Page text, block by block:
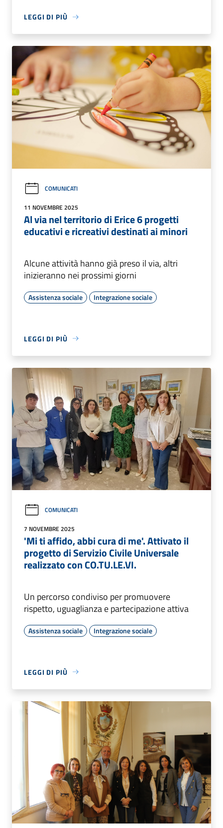
LEGGI DI PIÙ
COMUNICATI
11 NOVEMBRE 2025
Al via nel territorio di Erice 6 progetti
educativi e ricreativi destinati ai minori
Alcune attività hanno già preso il via, altri
inizieranno nei prossimi giorni
Assistenza sociale Integrazione sociale
LEGGI DI PIÙ
COMUNICATI
7 NOVEMBRE 2025
'Mi ti affido, abbi cura di me'. Attivato il
progetto di Servizio Civile Universale
realizzato con CO.TU.LE.VI.
Un percorso condiviso per promuovere
rispetto, uguaglianza e partecipazione attiva
Assistenza sociale Integrazione sociale
LEGGI DI PIÙ